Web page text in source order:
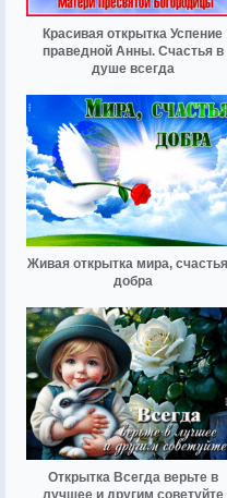
Красивая открытка Успение
праведной Анны. Счастья в
душе всегда
Живая открытка мира,
добра
Открытка Всегда верьте в
лучшее и другим советуйте